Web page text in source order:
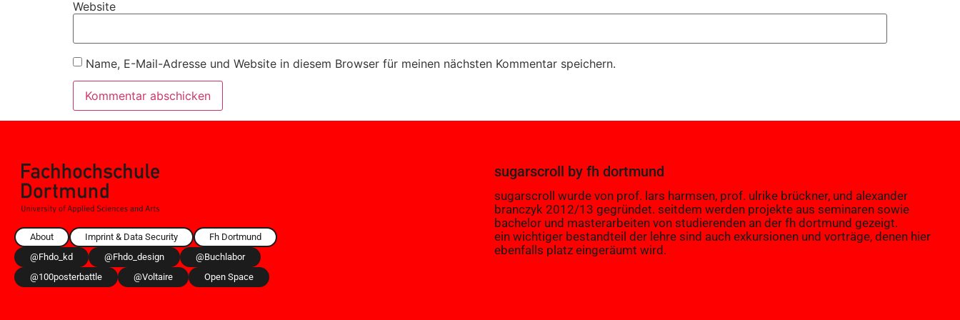
Website
Name, E-Mail-Adresse und Website in diesem Browser für meinen nächsten Kommentar speichern.
About Imprint & Data Security
Fh Dortmund
@fhdo_kd
@fhdo_design
@buchlabor
@100posterbattle
@voltaire Open Space
sugarscroll by fh dortmund
sugarscroll wurde von prof. lars harmsen, prof. ulrike brückner, und alexander
branczyk 2012/13 gegründet. seitdem werden projekte aus seminaren sowie
bachelor und masterarbeiten von studierenden an der fh dortmund gezeigt.
ein wichtiger bestandteil der lehre sind auch exkursionen und vorträge, denen hier
ebenfalls platz eingeräumt wird.